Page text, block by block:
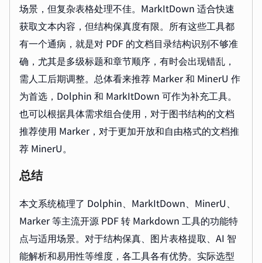
场景，但复杂表格处理不佳。MarkItDown 适合快速
获取文本内容，但结构保真度有限。所有这些工具都
有一个通病，就是对 PDF 的文档目录结构识别不够准
确，尤其是多级标题和章节顺序，有时会出现错乱，
需人工后期调整。总体看来推荐 Marker 和 MinerU 作
为首选，Dolphin 和 MarkItDown 可作为补充工具。
也可以根据具体需求组合使用，对于图书结构的文档
推荐使用 Marker，对于更加开放和自由格式的文档推
荐 MinerU。
总结
本文系统梳理了 Dolphin、MarkItDown、MinerU、
Marker 等主流开源 PDF 转 Markdown 工具的功能特
点与适用场景。对于结构保真、图片表格提取、AI 智
能解析和易用性等维度，各工具各有优势。实际选型